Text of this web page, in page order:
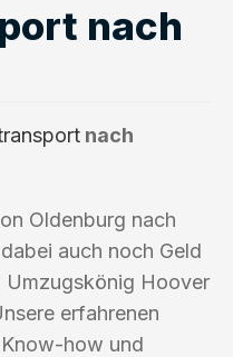
nach
nach
Oldenburg nach
auch noch Geld
Umzugskönig Hoover
erfahrenen
how und